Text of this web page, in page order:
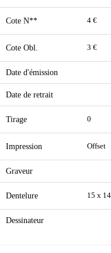
Cote N** 4 €
Cote Obl. 3 €
Date d'émission
Date de retrait
Tirage 0
Impression Offset
Graveur
Dentelure 15 x 14
Dessinateur